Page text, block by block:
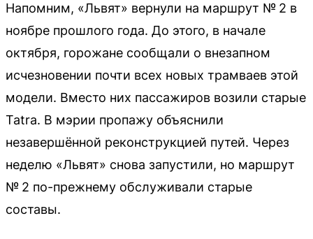
Напомним, «Львят» вернули на маршрут № 2 в
ноябре прошлого года. До этого, в начале
октября, горожане сообщали о внезапном
исчезновении почти всех новых трамваев этой
модели. Вместо них пассажиров возили старые
Tatra. В мэрии пропажу объяснили
незавершённой реконструкцией путей. Через
неделю «Львят» снова запустили, но маршрут
№ 2 по-прежнему обслуживали старые
составы.